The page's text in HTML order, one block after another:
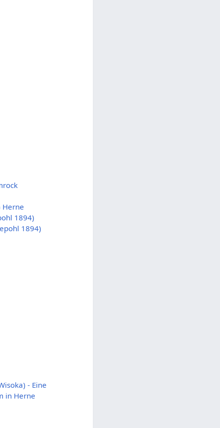
Herne
1894)
1894)
- Eine
in Herne